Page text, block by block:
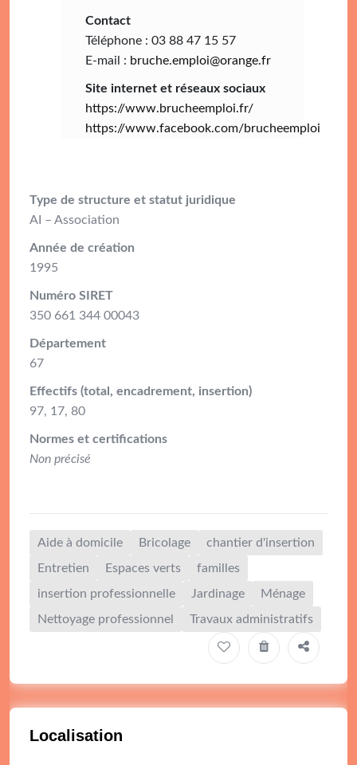
Contact
Téléphone : 03 88 47 15 57
E-mail : bruche.emploi@orange.fr
Site internet et réseaux sociaux
https://www.brucheemploi.fr/
https://www.facebook.com/brucheemploi
Type de structure et statut juridique
AI – Association
Année de création
1995
Numéro SIRET
350 661 344 00043
Département
67
Effectifs (total, encadrement, insertion)
97, 17, 80
Normes et certifications
Non précisé
Aide à domicile Bricolage
chantier d'insertion
Entretien
Espaces verts
familles
insertion professionnelle
Jardinage
Ménage
Nettoyage professionnel
Travaux administratifs
Localisation